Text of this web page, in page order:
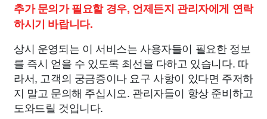
추가 문의가 필요할 경우, 언제든지 관리자에게 연락
하시기 바랍니다.
상시 운영되는 이 서비스는 사용자들이 필요한 정보
를 즉시 얻을 수 있도록 최선을 다하고 있습니다. 따
라서, 고객의 궁금증이나 요구 사항이 있다면 주저하
지 말고 문의해 주십시오. 관리자들이 항상 준비하고
도와드릴 것입니다.